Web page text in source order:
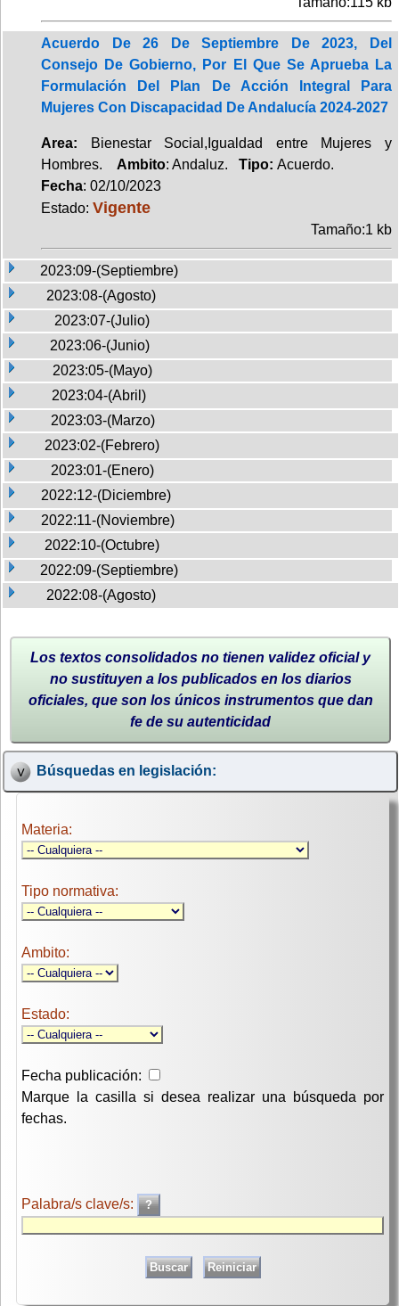
Acuerdo De 26 De Septiembre De 2023, Del
Consejo De Gobierno, Por El Que Se Aprueba La
Formulación Del Plan De Acción Integral Para
Mujeres Con Discapacidad De Andalucía 2024-2027
Area: Bienestar Social,Igualdad entre Mujeres y
Hombres. Ambito: Andaluz. Tipo: Acuerdo.
Fecha: 02/10/2023
Estado: Vigente
Tamaño:1 kb
2023:09-(Septiembre)
2023:08-(Agosto)
2023:07-(Julio)
2023:06-(Junio)
2023:05-(Mayo)
2023:04-(Abril)
2023:03-(Marzo)
2023:02-(Febrero)
2023:01-(Enero)
2022:12-(Diciembre)
2022:11-(Noviembre)
2022:10-(Octubre)
2022:09-(Septiembre)
2022:08-(Agosto)
Los textos consolidados no tienen validez oficial y
no sustituyen a los publicados en los diarios
oficiales, que son los únicos instrumentos que dan
fe de su autenticidad
Búsquedas en legislación:
Materia:
Tipo normativa:
Ambito:
Estado:
Fecha publicación:
Marque la casilla si desea realizar una búsqueda por
fechas.
Palabra/s clave/s: